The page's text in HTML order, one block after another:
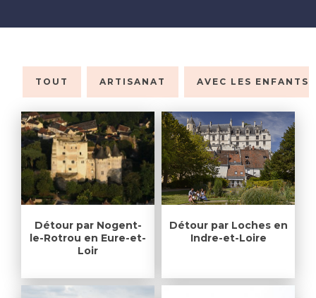
TOUT ARTISANAT AVEC LES ENFANTS
Détour par Nogent-
le-Rotrou en Eure-et-
Loir
Détour par Loches en
Indre-et-Loire